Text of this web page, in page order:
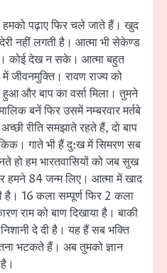
पढ़ाए फिर चले जाते हैं। खुद
नहीं लगती है। आत्मा भी सेकेण्ड
कोई देख न सके। आत्मा बहुत
जीवनमुक्ति। रावण राज्य को
और बाप का वर्सा मिला। तुमने
बनें फिर उसमें नम्बरवार मर्तबे
रीति समझाते रहते हैं, दो बाप
गाते भी हैं दु:ख में सिमरण सब
हम भारतवासियों को जब सुख
हमने 84 जन्म लिए। आत्मा में खाद
है। 16 कला सम्पूर्ण फिर 2 कला
राम को बाण दिखाया है। बाकी
दे दी है। यह हैं सब भक्ति
भटकते हैं। अब तुमको ज्ञान